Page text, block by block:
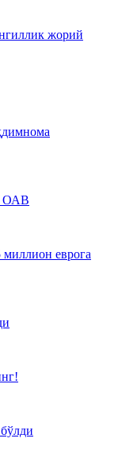
жорий
ОАВ
еврога